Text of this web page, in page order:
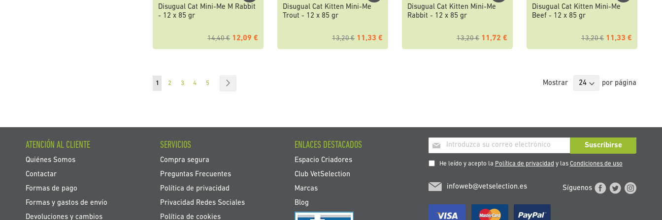
Disugual Cat Mini-Me M Rabbit
- 12 x 85 gr
14,40 € 12,09 €
Disugual Cat Kitten Mini-Me
Trout - 12 x 85 gr
13,20 € 11,33 €
Disugual Cat Kitten Mini-Me
Rabbit - 12 x 85 gr
13,20 € 11,72 €
Disugual Cat Kitten Mini-Me
Beef - 12 x 85 gr
13,20 € 11,33 €
Página
Actualmente estás leyendo página
1 Página
2 Página
3 Página
4 Página
5 Mostrar por página
Inscríbase
a
nuestro
de
Suscribirse
He leído y acepto la Política de privacidad y las Condiciones de uso
ATENCIÓN AL CLIENTE
Quiénes Somos
Contactar
Formas de pago
Formas y gastos de envío
Devoluciones y cambios
SERVICIOS
Compra segura
Preguntas Frecuentes
Política de privacidad
Privacidad Redes Sociales
Política de cookies
ENLACES DESTACADOS
Espacio Criadores
Club VetSelection
Marcas
Blog
infoweb@vetselection.es Síguenos